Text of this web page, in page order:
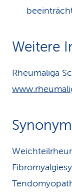
Weitere
Rheumaliga